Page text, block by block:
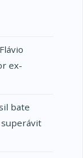
ex-
bate